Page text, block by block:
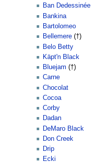
Ban Dedessinée
Bankina
Bartolomeo
Bellemere(†)
Belo Betty
Käpt'n Black
Bluejam (†)
Carne
Chocolat
Cocoa
Corby
Dadan
DeMaro Black
Don Creek
Drip
Ecki